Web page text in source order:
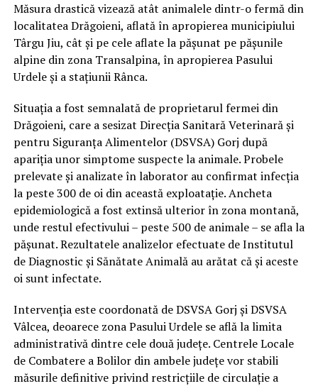
Măsura drastică vizează atât animalele dintr-o fermă din
localitatea Drăgoieni, aflată în apropierea municipiului
Târgu Jiu, cât și pe cele aflate la pășunat pe pășunile
alpine din zona Transalpina, în apropierea Pasului
Urdele și a stațiunii Rânca.
Situația a fost semnalată de proprietarul fermei din
Drăgoieni, care a sesizat Direcția Sanitară Veterinară și
pentru Siguranța Alimentelor (DSVSA) Gorj după
apariția unor simptome suspecte la animale. Probele
prelevate și analizate în laborator au confirmat infecția
la peste 300 de oi din această exploatație. Ancheta
epidemiologică a fost extinsă ulterior în zona montană,
unde restul efectivului – peste 500 de animale – se afla la
pășunat. Rezultatele analizelor efectuate de Institutul
de Diagnostic și Sănătate Animală au arătat că și aceste
oi sunt infectate.
Intervenția este coordonată de DSVSA Gorj și DSVSA
Vâlcea, deoarece zona Pasului Urdele se află la limita
administrativă dintre cele două județe. Centrele Locale
de Combatere a Bolilor din ambele județe vor stabili
măsurile definitive privind restricțiile de circulație a